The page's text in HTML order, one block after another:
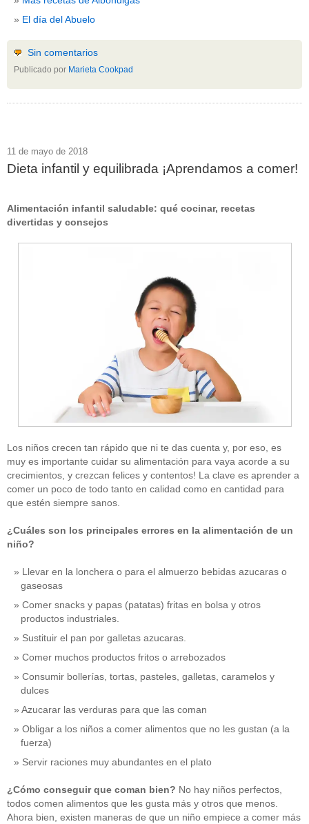
El día del Abuelo
Sin comentarios
Publicado por Marieta Cookpad
11 de mayo de 2018
Dieta infantil y equilibrada ¡Aprendamos a comer!
Alimentación infantil saludable: qué cocinar, recetas
divertidas y consejos
Los niños crecen tan rápido que ni te das cuenta y, por eso, es
muy es importante cuidar su alimentación para vaya acorde a su
crecimientos, y crezcan felices y contentos! La clave es aprender a
comer un poco de todo tanto en calidad como en cantidad para
que estén siempre sanos.
¿Cuáles son los principales errores en la alimentación de un
niño?
Llevar en la lonchera o para el almuerzo bebidas azucaras o
gaseosas
Comer snacks y papas (patatas) fritas en bolsa y otros
productos industriales.
Sustituir el pan por galletas azucaras.
Comer muchos productos fritos o arrebozados
Consumir bollerías, tortas, pasteles, galletas, caramelos y
dulces
Azucarar las verduras para que las coman
Obligar a los niños a comer alimentos que no les gustan (a la
fuerza)
Servir raciones muy abundantes en el plato
¿Cómo conseguir que coman bien? No hay niños perfectos,
todos comen alimentos que les gusta más y otros que menos.
Ahora bien, existen maneras de que un niño empiece a comer más